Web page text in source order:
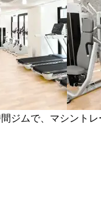
ジムで、マシント